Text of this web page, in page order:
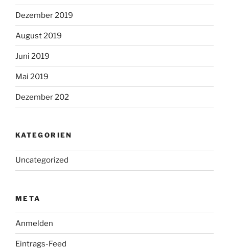
Dezember 2019
August 2019
Juni 2019
Mai 2019
Dezember 202
KATEGORIEN
Uncategorized
META
Anmelden
Eintrags-Feed